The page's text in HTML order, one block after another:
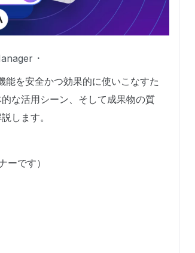
を安全かつ効果的に使いこなすた
な活用シーン、そして成果物の質
します。
です）